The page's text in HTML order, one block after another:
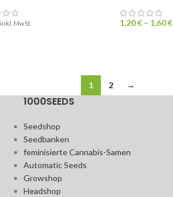
inkl. MwSt 1,20€ – 1,60€
1 2 →
1000SEEDS
Seedshop
Seedbanken
feminisierte Cannabis-Samen
Automatic Seeds
Growshop
Headshop